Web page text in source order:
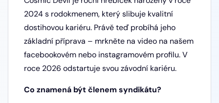
2024 s rodokmenem, který slibuje kvalitní
dostihovou kariéru. Právě teď probíhá jeho
základní příprava – mrkněte na video na našem
facebookovém nebo instagramovém profilu. V
roce 2026 odstartuje svou závodní kariéru.
Co znamená být členem syndikátu?